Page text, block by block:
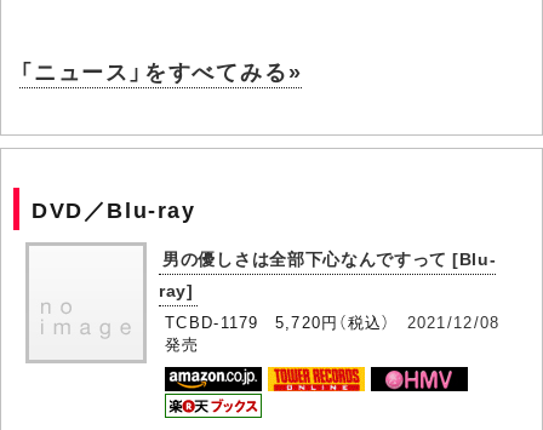
「ニュース」をすべてみる»
DVD／Blu-ray
男の優しさは全部下心なんですって [Blu-
ray]
TCBD-1179 5,720円（税込） 2021/12/08
発売